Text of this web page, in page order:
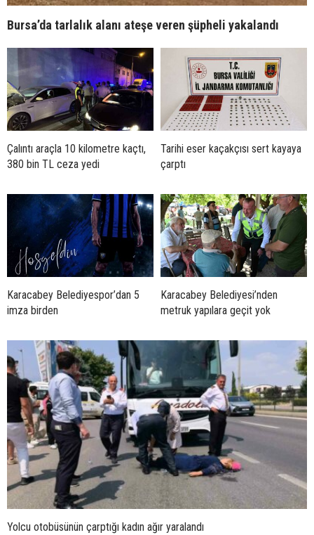
Bursa’da tarlalık alanı ateşe veren şüpheli yakalandı
Çalıntı araçla 10 kilometre kaçtı,
380 bin TL ceza yedi
Tarihi eser kaçakçısı sert kayaya
çarptı
Karacabey Belediyespor’dan 5
imza birden
Karacabey Belediyesi’nden
metruk yapılara geçit yok
Yolcu otobüsünün çarptığı kadın ağır yaralandı